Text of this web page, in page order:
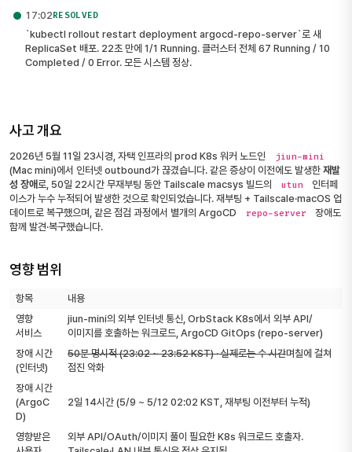
17:02RESOLVED
`kubectl rollout restart deployment argocd-repo-server`로 새
ReplicaSet 배포. 22초 만에 1/1 Running. 클러스터 전체 67 Running / 10
Completed / 0 Error. 모든 시스템 정상.
사고 개요
2026년 5월 11일 23시경, 자택 인프라의 prod K8s 워커 노드인
jiun-mini
(Mac mini)에서 인터넷 outbound가 끊겼습니다. 같은 증상이 이전에도 발생한 재발
성 장애로, 50일 22시간 무재부팅 동안 Tailscale macsys 빌드의 utun
인터페
이스가 누수 누적되어 발생한 것으로 확인되었습니다. 재부팅 + Tailscale·macOS 업
데이트로 복구했으며, 같은 점검 과정에서 별개의 ArgoCD
repo-server
장애도
함께 발견·복구했습니다.
영향 범위
항목
내용
영향
서비스
jiun-mini의 외부 인터넷 통신, OrbStack K8s에서 외부 API/
이미지를 호출하는 워크로드, ArgoCD GitOps (repo-server)
장애 시간
(인터넷)
50분 명시적 (23:02 ~ 23:52 KST) · 실제로는 수 시간며칠에 걸쳐
점진 악화
장애 시간
(ArgoC
D)
2일 14시간 (5/9 ~ 5/12 02:02 KST, 재부팅 이전부터 누적)
영향받은
외부 API/OAuth/이미지 풀이 필요한 K8s 워크로드 호출자.